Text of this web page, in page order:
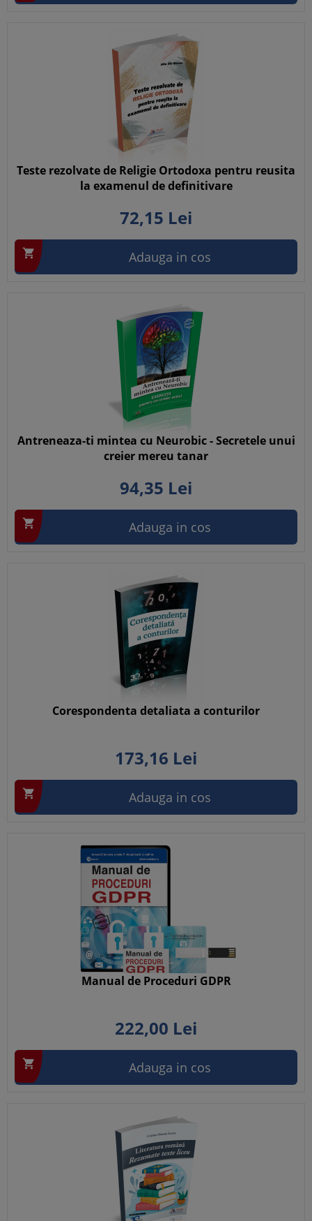
Teste rezolvate de Religie Ortodoxa pentru reusita
la examenul de definitivare
72,15 Lei
 Adauga in cos
Antreneaza-ti mintea cu Neurobic - Secretele unui
creier mereu tanar
94,35 Lei
 Adauga in cos
Corespondenta detaliata a conturilor
173,16 Lei
 Adauga in cos
Manual de Proceduri GDPR
222,00 Lei
 Adauga in cos